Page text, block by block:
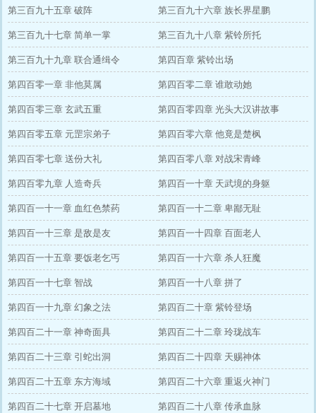
第三百九十五章 破阵 第三百九十六章 族长界星鹏
第三百九十七章 简单一掌 第三百九十八章 紫铃所托
第三百九十九章 联合通缉令 第四百章 紫铃出场
第四百零一章 非他莫属 第四百零二章 谁敢动她
第四百零三章 玄武五重 第四百零四章 光头大汉讲故事
第四百零五章 元罡宗弟子 第四百零六章 他竟是楚枫
第四百零七章 送份大礼 第四百零八章 对战宋青峰
第四百零九章 人造奇兵 第四百一十章 天武境的身躯
第四百一十一章 血红色禁药 第四百一十二章 卑鄙无耻
第四百一十三章 是敌是友 第四百一十四章 百面老人
第四百一十五章 要饭老乞丐 第四百一十六章 杀人狂魔
第四百一十七章 智战 第四百一十八章 拼了
第四百一十九章 幻象之法 第四百二十章 紫铃登场
第四百二十一章 神奇面具 第四百二十二章 玲珑战车
第四百二十三章 引蛇出洞 第四百二十四章 天赐神体
第四百二十五章 东方海域 第四百二十六章 重返火神门
第四百二十七章 开启墓地 第四百二十八章 传承血脉